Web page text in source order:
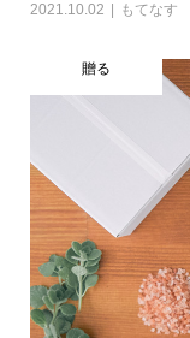
2021.10.02 もてなす
贈る